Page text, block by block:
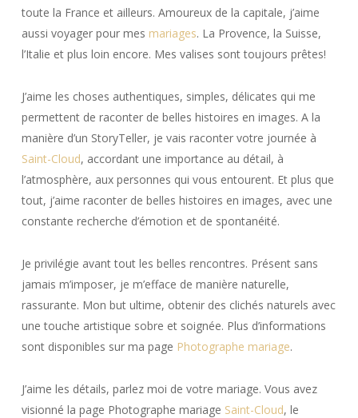
toute la France et ailleurs. Amoureux de la capitale, j’aime
aussi voyager pour mes mariages. La Provence, la Suisse,
l’Italie et plus loin encore. Mes valises sont toujours prêtes!
J’aime les choses authentiques, simples, délicates qui me
permettent de raconter de belles histoires en images. A la
manière d’un StoryTeller, je vais raconter votre journée à
Saint-Cloud, accordant une importance au détail, à
l’atmosphère, aux personnes qui vous entourent. Et plus que
tout, j’aime raconter de belles histoires en images, avec une
constante recherche d’émotion et de spontanéité.
Je privilégie avant tout les belles rencontres. Présent sans
jamais m’imposer, je m’efface de manière naturelle,
rassurante. Mon but ultime, obtenir des clichés naturels avec
une touche artistique sobre et soignée. Plus d’informations
sont disponibles sur ma page Photographe mariage.
J’aime les détails, parlez moi de votre mariage. Vous avez
visionné la page Photographe mariage Saint-Cloud, le